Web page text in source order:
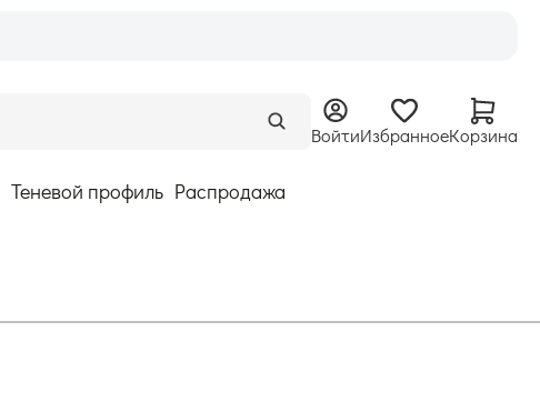
ВойтиИзбранноеКорзина
Теневой профиль Распродажа